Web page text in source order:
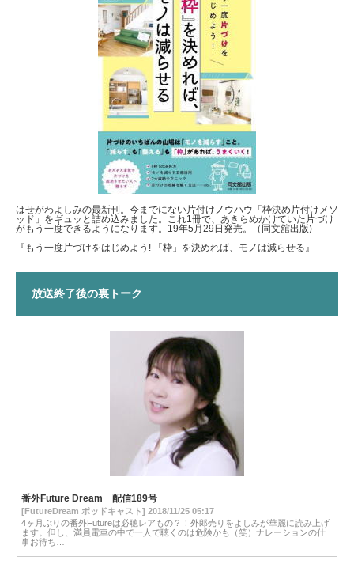
はせがわよしみの最新刊。今までにない片付けノウハウ「枠決め片付けメソ
ッド」をギュッと詰め込みました。これ1冊で、あきらめかけていた片づけ
がもう一度できるようになります。19年5月29日発売。（同文舘出版)
『もう一度片づけをはじめよう! 「枠」を決めれば、モノは減らせる』
放送終了後の裏トーク
番外Future Dream 配信189号
[FutureDream ポッドキャスト] 2018/11/25 05:17
4ヶ月ぶりの番外Futureは必聴レアもの？！外郎売りをよしみが華麗に読み上げ
ます。但し、満員電車の中で一人で聴くのは危険かも（笑）ナレーションの仕
事お待ち…